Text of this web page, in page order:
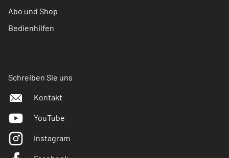
Abo und Shop
Bedienhilfen
Schreiben Sie uns
Kontakt
YouTube
Instagram